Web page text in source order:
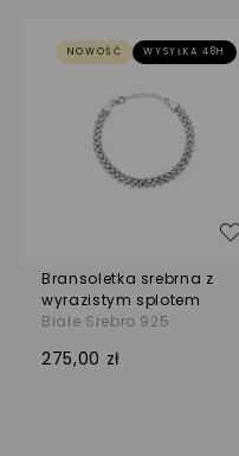
NOWOŚĆ WYSYŁKA 48H
Bransoletka srebrna z
wyrazistym splotem
Białe Srebro 925
275,00 zł